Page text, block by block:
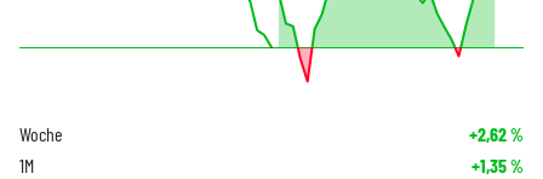
Woche +2,62%
1M +1,35%